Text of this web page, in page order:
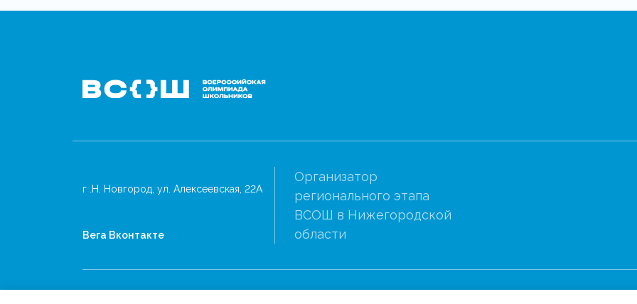
г .Н. Новгород, ул. Алексеевская, 22А
Вега Вконтакте
Организатор
регионального этапа
ВСОШ в Нижегородской
области